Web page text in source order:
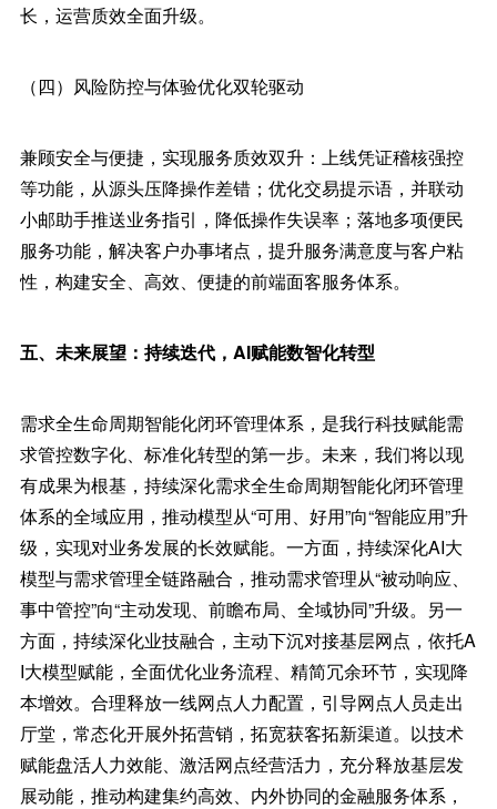
长，运营质效全面升级。
（四）风险防控与体验优化双轮驱动
兼顾安全与便捷，实现服务质效双升：上线凭证稽核强控
等功能，从源头压降操作差错；优化交易提示语，并联动
小邮助手推送业务指引，降低操作失误率；落地多项便民
服务功能，解决客户办事堵点，提升服务满意度与客户粘
性，构建安全、高效、便捷的前端面客服务体系。
五、未来展望：持续迭代，AI赋能数智化转型
需求全生命周期智能化闭环管理体系，是我行科技赋能需
求管控数字化、标准化转型的第一步。未来，我们将以现
有成果为根基，持续深化需求全生命周期智能化闭环管理
体系的全域应用，推动模型从“可用、好用”向“智能应用”升
级，实现对业务发展的长效赋能。一方面，持续深化AI大
模型与需求管理全链路融合，推动需求管理从“被动响应、
事中管控”向“主动发现、前瞻布局、全域协同”升级。另一
方面，持续深化业技融合，主动下沉对接基层网点，依托A
I大模型赋能，全面优化业务流程、精简冗余环节，实现降
本增效。合理释放一线网点人力配置，引导网点人员走出
厅堂，常态化开展外拓营销，拓宽获客拓新渠道。以技术
赋能盘活人力效能、激活网点经营活力，充分释放基层发
展动能，推动构建集约高效、内外协同的金融服务体系，